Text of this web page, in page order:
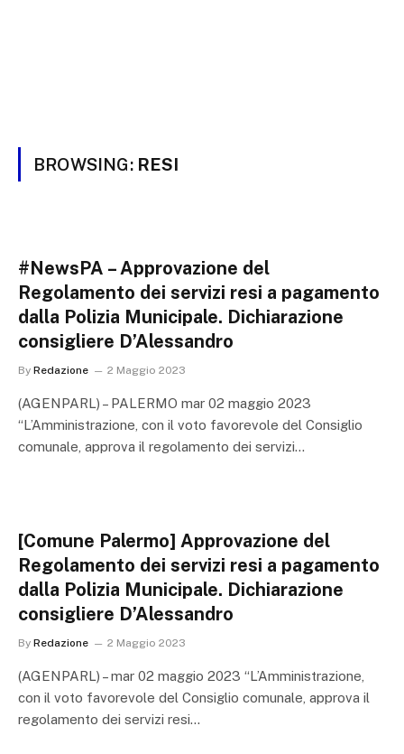
BROWSING: RESI
#NewsPA – Approvazione del
Regolamento dei servizi resi a pagamento
dalla Polizia Municipale. Dichiarazione
consigliere D’Alessandro
By Redazione 2 Maggio 2023
(AGENPARL) – PALERMO mar 02 maggio 2023
“L’Amministrazione, con il voto favorevole del Consiglio
comunale, approva il regolamento dei servizi…
[Comune Palermo] Approvazione del
Regolamento dei servizi resi a pagamento
dalla Polizia Municipale. Dichiarazione
consigliere D’Alessandro
By Redazione 2 Maggio 2023
(AGENPARL) – mar 02 maggio 2023 “L’Amministrazione,
con il voto favorevole del Consiglio comunale, approva il
regolamento dei servizi resi…